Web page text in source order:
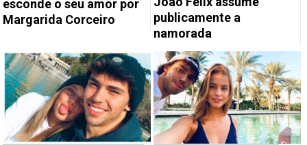
esconde o seu amor por
Margarida Corceiro
publicamente a
namorada